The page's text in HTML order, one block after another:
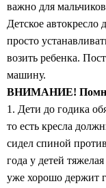
важно для
Детское автокресло
просто
возить ребенка.
машину.
ВНИМАНИЕ!
1. Дети до годика
то есть кресла
сидел спиной
года у детей
уже хорошо держит